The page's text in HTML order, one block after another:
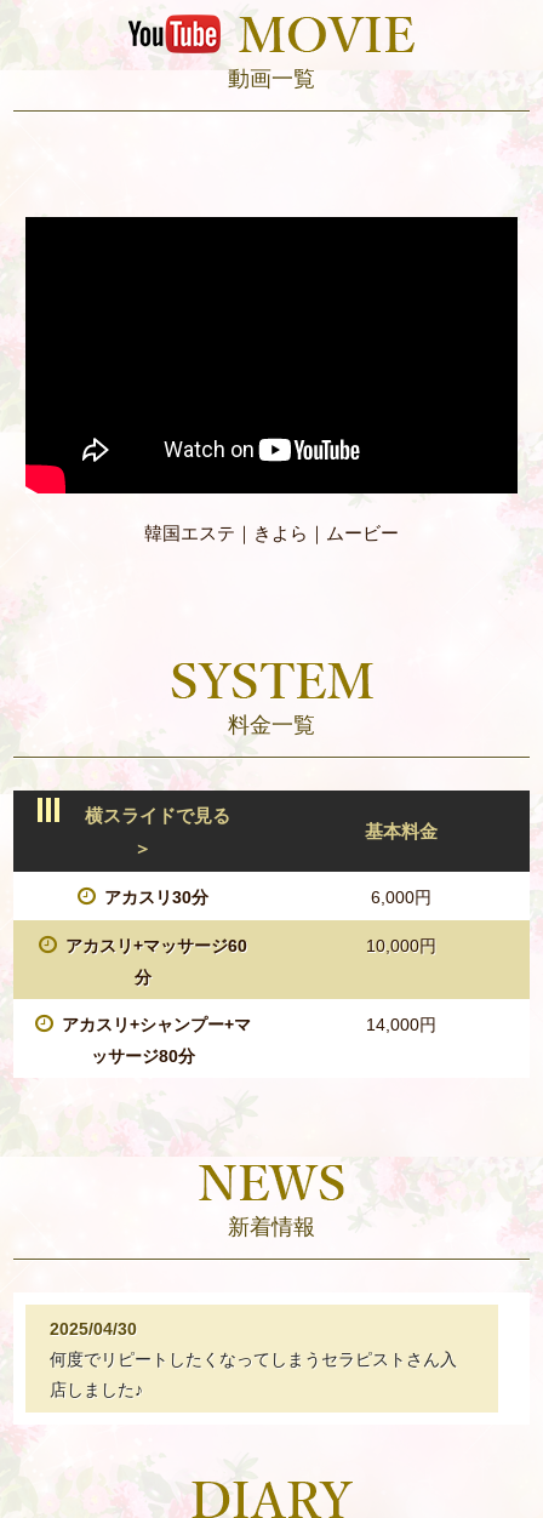
動画一覧
韓国エステ｜きよら｜ムービー
料金一覧
横スライドで見る
＞
基本料金
アカスリ30分 6,000円
アカスリ+マッサージ60
分
10,000円
アカスリ+シャンプー+マ
ッサージ80分
14,000円
新着情報
2025/04/30
何度でリピートしたくなってしまうセラピストさん入
店しました♪